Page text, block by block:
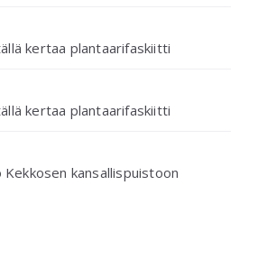
kertaa plantaarifaskiitti
kertaa plantaarifaskiitti
Kekkosen kansallispuistoon